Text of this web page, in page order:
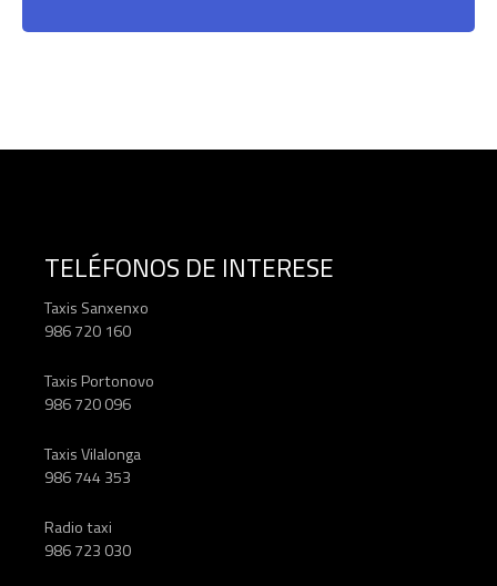
TELÉFONOS DE INTERESE
Taxis Sanxenxo
986 720 160
Taxis Portonovo
986 720 096
Taxis Vilalonga
986 744 353
Radio taxi
986 723 030